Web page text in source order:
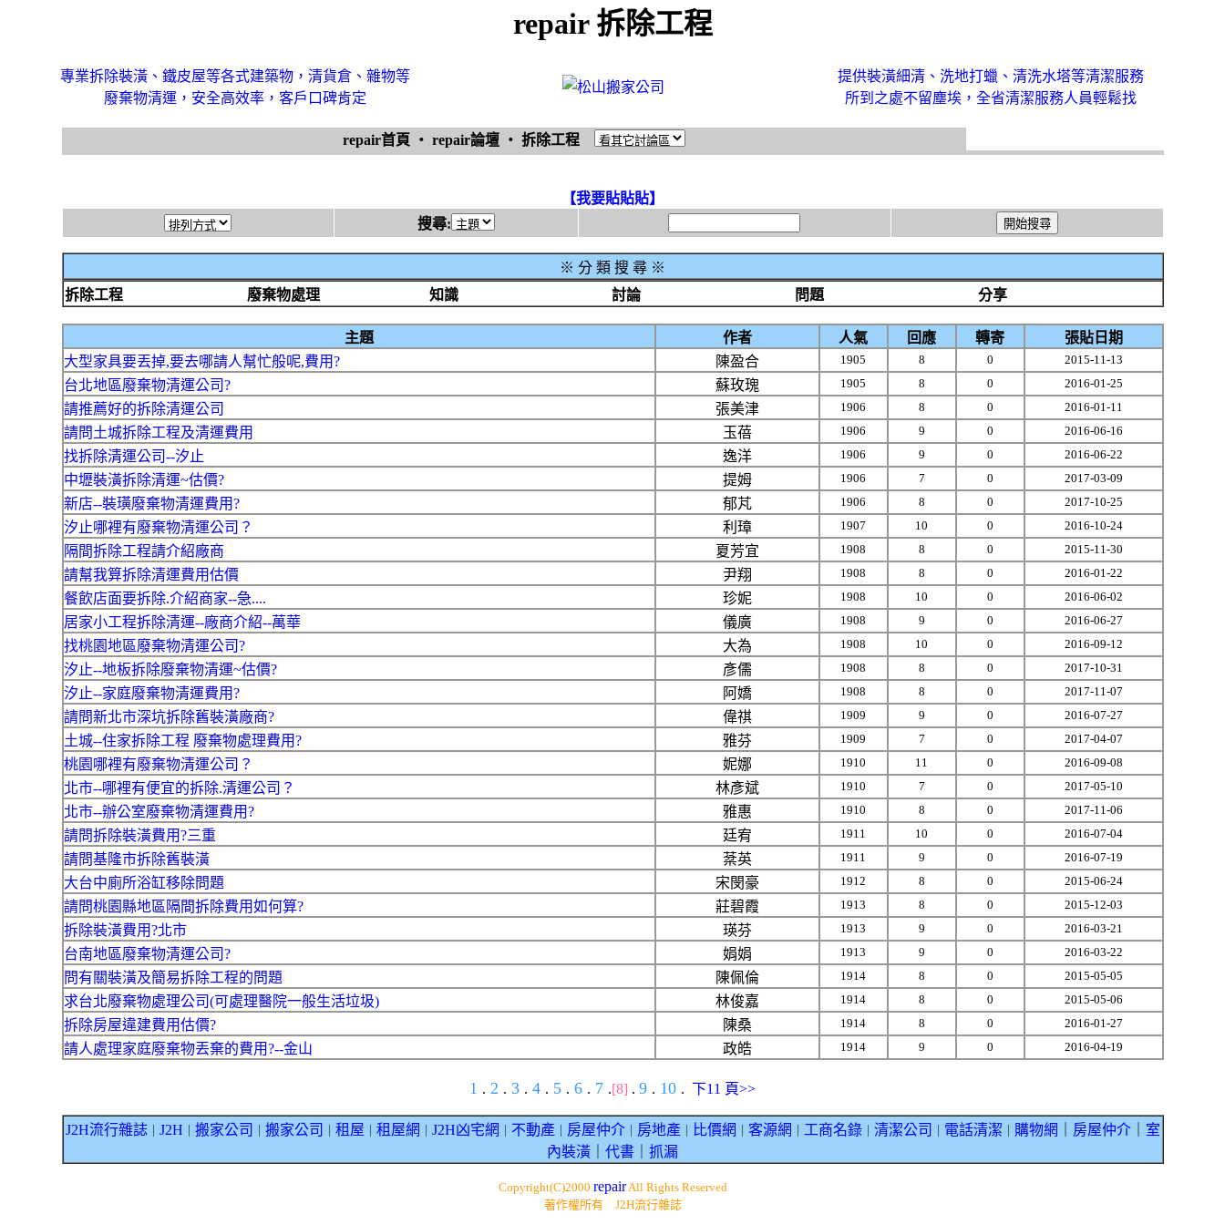
repair 拆除工程
專業拆除裝潢、鐵皮屋等各式建築物，清貨倉、雜物等
廢棄物清運，安全高效率，客戶口碑肯定
提供裝潢細清、洗地打蠟、清洗水塔等清潔服務
所到之處不留塵埃，全省清潔服務人員輕鬆找
repair首頁 ‧ repair論壇 ‧ 拆除工程
【我要貼貼貼】
搜尋:
※ 分 類 搜 尋 ※
拆除工程
廢棄物處理 知識 討論 問題 分享
主題 作者 人氣 回應 轉寄
張貼日期
大型家具要丟掉,要去哪請人幫忙般呢,費用?
陳盈合 1905 8 0 2015-11-13
台北地區廢棄物清運公司? 蘇玫瑰 1905 8 0 2016-01-25
請推薦好的拆除清運公司 張美津 1906 8 0 2016-01-11
請問土城拆除工程及清運費用 玉蓓 1906 9 0 2016-06-16
找拆除清運公司--汐止 逸洋 1906 9 0 2016-06-22
中壢裝潢拆除清運~估價? 提姆 1906 7 0 2017-03-09
新店--裝璜廢棄物清運費用? 郁芃 1906 8 0 2017-10-25
汐止哪裡有廢棄物清運公司？ 利璋 1907 10 0 2016-10-24
隔間拆除工程請介紹廠商 夏芳宜 1908 8 0 2015-11-30
請幫我算拆除清運費用估價 尹翔 1908 8 0 2016-01-22
餐飲店面要拆除.介紹商家--急.... 珍妮 1908 10 0 2016-06-02
居家小工程拆除清運--廠商介紹--萬華 儀廣 1908 9 0 2016-06-27
找桃園地區廢棄物清運公司? 大為 1908 10 0 2016-09-12
汐止--地板拆除廢棄物清運~估價? 彥儒 1908 8 0 2017-10-31
汐止--家庭廢棄物清運費用? 阿嬌 1908 8 0 2017-11-07
請問新北市深坑拆除舊裝潢廠商? 偉祺 1909 9 0 2016-07-27
土城--住家拆除工程 廢棄物處理費用? 雅芬 1909 7 0 2017-04-07
桃園哪裡有廢棄物清運公司？ 妮娜 1910 11 0 2016-09-08
北市--哪裡有便宜的拆除.清運公司？ 林彥斌 1910 7 0 2017-05-10
北市--辦公室廢棄物清運費用? 雅惠 1910 8 0 2017-11-06
請問拆除裝潢費用?三重 廷宥 1911 10 0 2016-07-04
請問基隆市拆除舊裝潢 棻英 1911 9 0 2016-07-19
大台中廁所浴缸移除問題 宋閔豪 1912 8 0 2015-06-24
請問桃園縣地區隔間拆除費用如何算? 莊碧霞 1913 8 0 2015-12-03
拆除裝潢費用?北市 瑛芬 1913 9 0 2016-03-21
台南地區廢棄物清運公司? 娟娟 1913 9 0 2016-03-22
問有關裝潢及簡易拆除工程的問題 陳佩倫 1914 8 0 2015-05-05
求台北廢棄物處理公司(可處理醫院一般生活垃圾) 林俊嘉 1914 8 0 2015-05-06
拆除房屋違建費用估價? 陳桑 1914 8 0 2016-01-27
請人處理家庭廢棄物丟棄的費用?--金山 政皓 1914 9 0 2016-04-19
1 . 2 . 3 . 4 . 5 . 6 . 7 .[8] . 9 . 10 . 下11 頁>>
J2H流行雜誌｜ J2H 搬家公司 搬家公司 租屋 租屋網 J2H凶宅網 不動產｜ 房屋仲介｜ 房地產｜ 比價網 客源網 工商名錄｜ 清潔公司 電話清潔 購物網 房屋仲介｜ 室
內裝潢
代書 抓漏
Copyright(C)2000 repairAll Rights Reserved
著作權所有 J2H流行雜誌